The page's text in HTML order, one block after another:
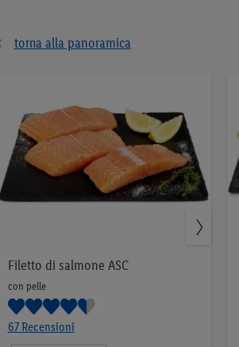
torna alla panoramica
Filetto di salmone ASC
con pelle
67 Recensioni